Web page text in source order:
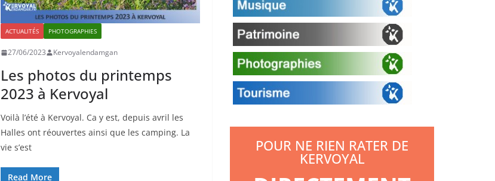
ACTUALITÉS PHOTOGRAPHIES
27/06/2023 Kervoyalendamgan
Les photos du printemps
2023 à Kervoyal
Voilà l’été à Kervoyal. Ca y est, depuis avril les
Halles ont réouvertes ainsi que les camping. La
vie s’est
Read More
POUR NE RIEN RATER DE
KERVOYAL